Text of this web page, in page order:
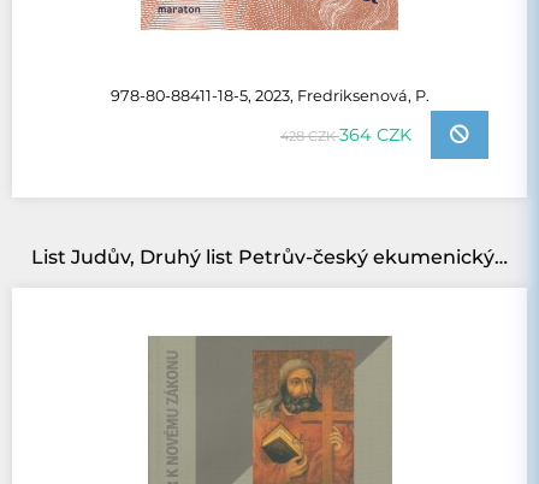
978-80-88411-18-5, 2023, Fredriksenová, P.
428 CZK364 CZK
List Judův, Druhý list Petrův-český ekumenický komentář k Novému zákonu